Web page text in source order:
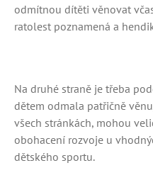
odmítnou dítěti věnovat
ratolest poznamená a
Na druhé straně je třeba
dětem odmala patřičně
všech stránkách, mohou
obohacení rozvoje u
dětského sportu.